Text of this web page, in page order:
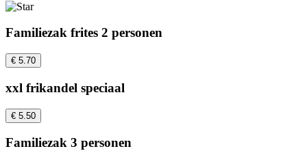
Familiezak frites 2 personen
€ 5.70
xxl frikandel speciaal
€ 5.50
Familiezak 3 personen